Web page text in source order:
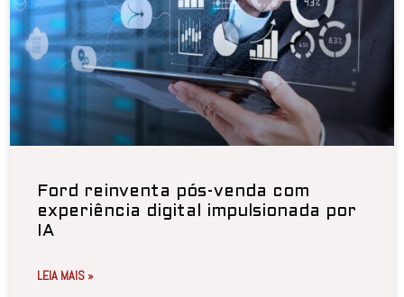
Ford reinventa pós-venda com
experiência digital impulsionada por
IA
LEIA MAIS »